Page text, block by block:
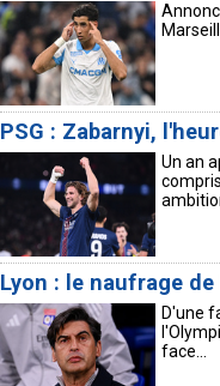
PSG : Zabarnyi,
Un an
Lyon : le naufrage de
D'une
face...